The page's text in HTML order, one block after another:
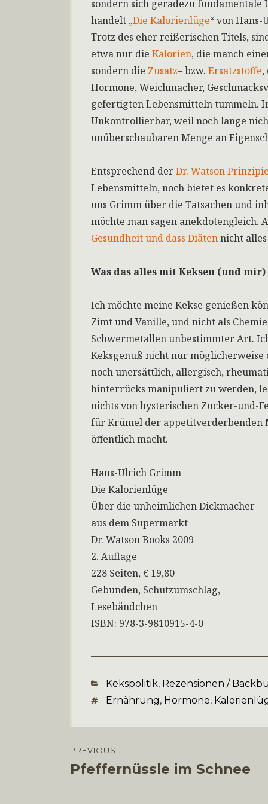
sondern sich geradezu
handelt „Die Kalorienlüge“ von
Trotz des eher reißerischen Titels,
etwa nur die Kalorien, die manch
sondern die Zusatz– bzw. Ersatzstoffe,
Hormone, Weichmacher,
gefertigten Lebensmitteln tummeln.
Unkontrollierbar, weil noch lange
unüberschaubaren Menge an
Entsprechend derDr. Watson
Lebensmitteln, noch bietet es
uns Grimm über die Tatsachen und
möchte man sagen anekdotengleich.
Gesundheit und dass Diätennicht
Was das alles mit Keksen (und
Ich möchte meine Kekse genießen
Zimt und Vanille, und nicht als
Schwermetallen unbestimmter Art.
Keksgenuß nicht nur
noch unersättlich, allergisch,
hinterrücks manipuliert zu werden,
nichts von hysterischen Zucker-und-
für Krümel der appetitverderbenden
öffentlich macht.
Hans-Ulrich Grimm
Die Kalorienlüge
Über die unheimlichen Dickmacher
aus dem Supermarkt
Dr. Watson Books 2009
2. Auflage
228 Seiten, € 19,80
Gebunden, Schutzumschlag,
Lesebändchen
ISBN: 978-3-9810915-4-0
Categories
Kekspolitik, Rezensionen /
TagsErnährung, Hormone,
PREVIOUS
Previous
Pfeffernüssle im Schnee